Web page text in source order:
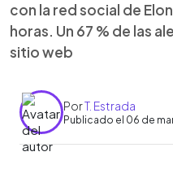
con la red social de
horas. Un 67 % de las
sitio web
PorT. Estrada
Publicado el 06 de